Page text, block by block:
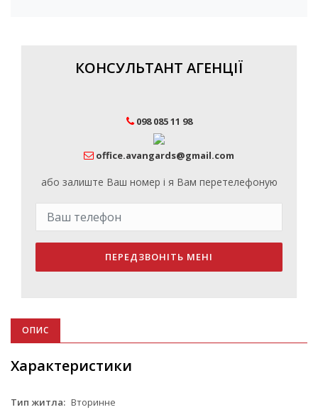
КОНСУЛЬТАНТ АГЕНЦІЇ
098 085 11 98
office.avangards@gmail.com
або залиште Ваш номер і я Вам перетелефоную
ПЕРЕДЗВОНІТЬ МЕНІ
ОПИС
Характеристики
Тип житла: Вторинне